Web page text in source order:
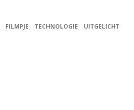
FILMPJE TECHNOLOGIE
UITGELICHT